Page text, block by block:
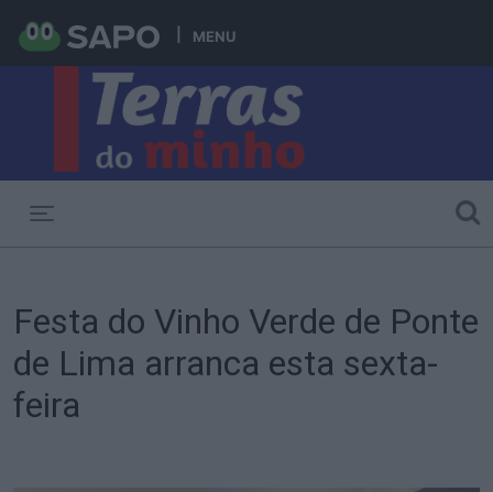
MENU
Festa do Vinho Verde de Ponte
de Lima arranca esta sexta-
feira